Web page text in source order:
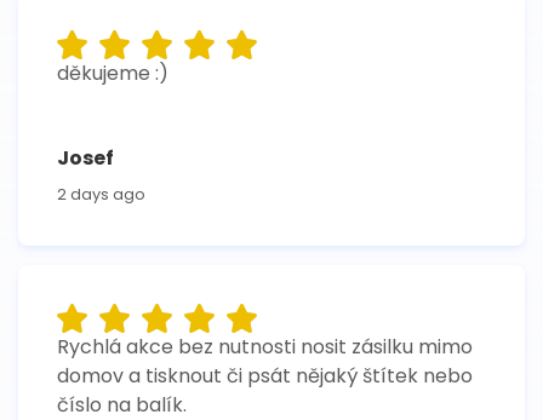
děkujeme :)
Josef
2 days ago
Rychlá akce bez nutnosti nosit zásilku mimo
domov a tisknout či psát nějaký štítek nebo
číslo na balík.